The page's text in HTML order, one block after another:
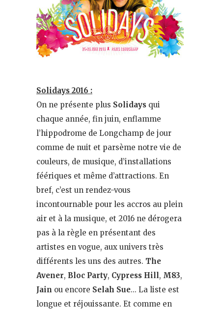
Solidays 2016 :
On ne présente plus Solidays qui
chaque année, fin juin, enflamme
l’hippodrome de Longchamp de jour
comme de nuit et parsème notre vie de
couleurs, de musique, d’installations
féériques et même d’attractions. En
bref, c’est un rendez-vous
incontournable pour les accros au plein
air et à la musique, et 2016 ne dérogera
pas à la règle en présentant des
artistes en vogue, aux univers très
différents les uns des autres. The
Avener, Bloc Party, Cypress Hill , M83,
Jain ou encore Selah Sue… La liste est
longue et réjouissante. Et comme en